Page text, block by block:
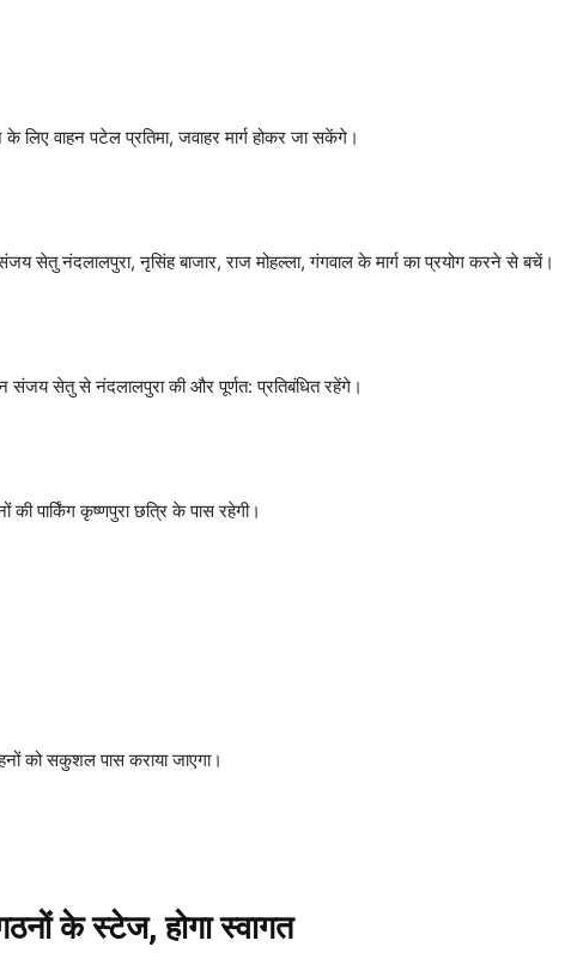
लिए वाहन पटेल प्रतिमा, जवाहर मार्ग होकर जा सकेंगे।
सेतु नंदलालपुरा, नृसिंह बाजार, राज मोहल्ला, गंगवाल के मार्ग का प्रयोग करने से बचें।
संजय सेतु से नंदलालपुरा की और पूर्णत: प्रतिबंधित रहेंगे।
पार्किंग कृष्णपुरा छत्रि के पास रहेगी।
को सकुशल पास कराया जाएगा।
के स्टेज, होगा स्वागत